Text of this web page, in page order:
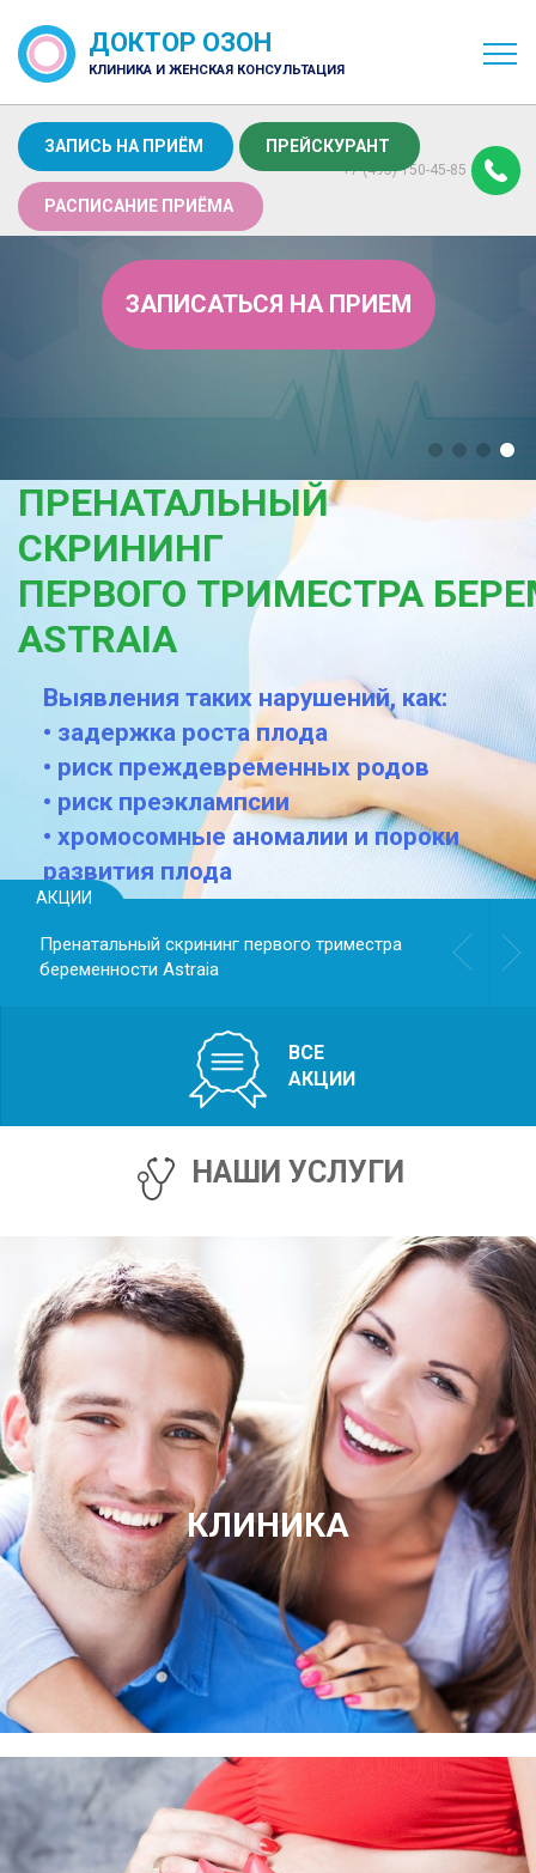
ДОКТОР ОЗОН
КЛИНИКА И ЖЕНСКАЯ КОНСУЛЬТАЦИЯ
ЗАПИСЬ НА ПРИЁМ
РАСПИСАНИЕ ПРИЁМА
ПРЕЙСКУРАНТ
+7 (495) 150-45-85
ЗАПИСАТЬСЯ НА ПРИЕМ
ПРЕНАТАЛЬНЫЙ
СКРИНИНГ
ПЕРВОГО ТРИМЕСТРА
ASTRAIА
Выявления таких нарушений, как:
• задержка роста плода
• риск преждевременных родов
• риск преэклампсии
• хромосомные аномалии и пороки
развития плода
АКЦИИ
Пренатальный скрининг первого триместра
беременности Astraiа
ВСЕ
АКЦИИ
НАШИ УСЛУГИ
КЛИНИКА